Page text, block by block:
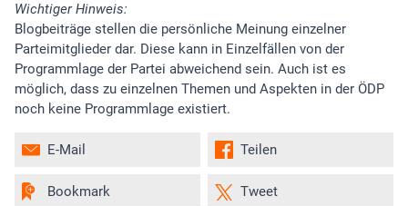
Wichtiger Hinweis:
Blogbeiträge stellen die persönliche Meinung einzelner
Parteimitglieder dar. Diese kann in Einzelfällen von der
Programmlage der Partei abweichend sein. Auch ist es
möglich, dass zu einzelnen Themen und Aspekten in der ÖDP
noch keine Programmlage existiert.
Teilen
Tweet
E-Mail
Bookmark